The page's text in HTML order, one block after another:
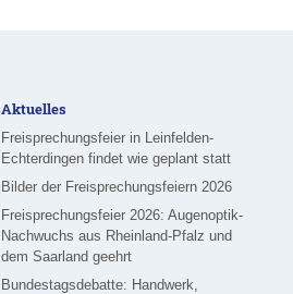
Aktuelles
Freisprechungsfeier in Leinfelden-
Echterdingen findet wie geplant statt
Bilder der Freisprechungsfeiern 2026
Freisprechungsfeier 2026: Augenoptik-
Nachwuchs aus Rheinland-Pfalz und
dem Saarland geehrt
Bundestagsdebatte: Handwerk,